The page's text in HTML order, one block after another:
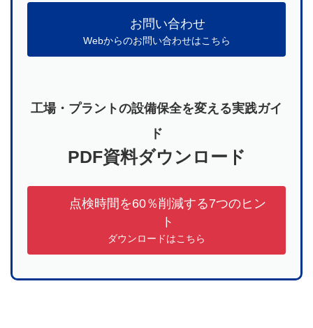
お問い合わせ
Webからのお問い合わせはこちら
工場・プラントの設備保全を変える実践ガイ
ド
PDF資料ダウンロード
点検時間を60％削減する7つのヒン
ト
ダウンロードはこちら